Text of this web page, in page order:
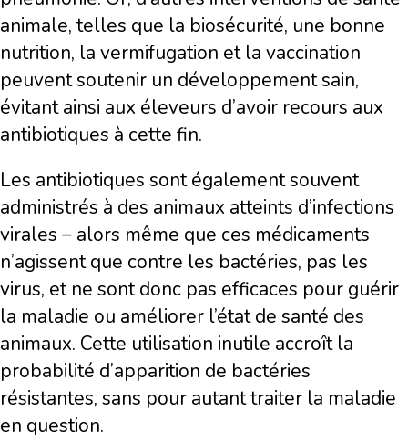
animale, telles que la biosécurité, une bonne
nutrition, la vermifugation et la vaccination
peuvent soutenir un développement sain,
évitant ainsi aux éleveurs d’avoir recours aux
antibiotiques à cette fin.
Les antibiotiques sont également souvent
administrés à des animaux atteints d’infections
virales – alors même que ces médicaments
n’agissent que contre les bactéries, pas les
virus, et ne sont donc pas efficaces pour guérir
la maladie ou améliorer l’état de santé des
animaux. Cette utilisation inutile accroît la
probabilité d’apparition de bactéries
résistantes, sans pour autant traiter la maladie
en question.